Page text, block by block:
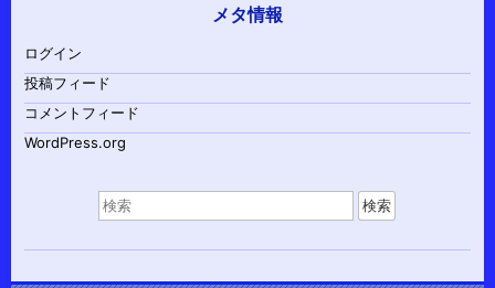
メタ情報
ログイン
投稿フィード
コメントフィード
WordPress.org
索
象: